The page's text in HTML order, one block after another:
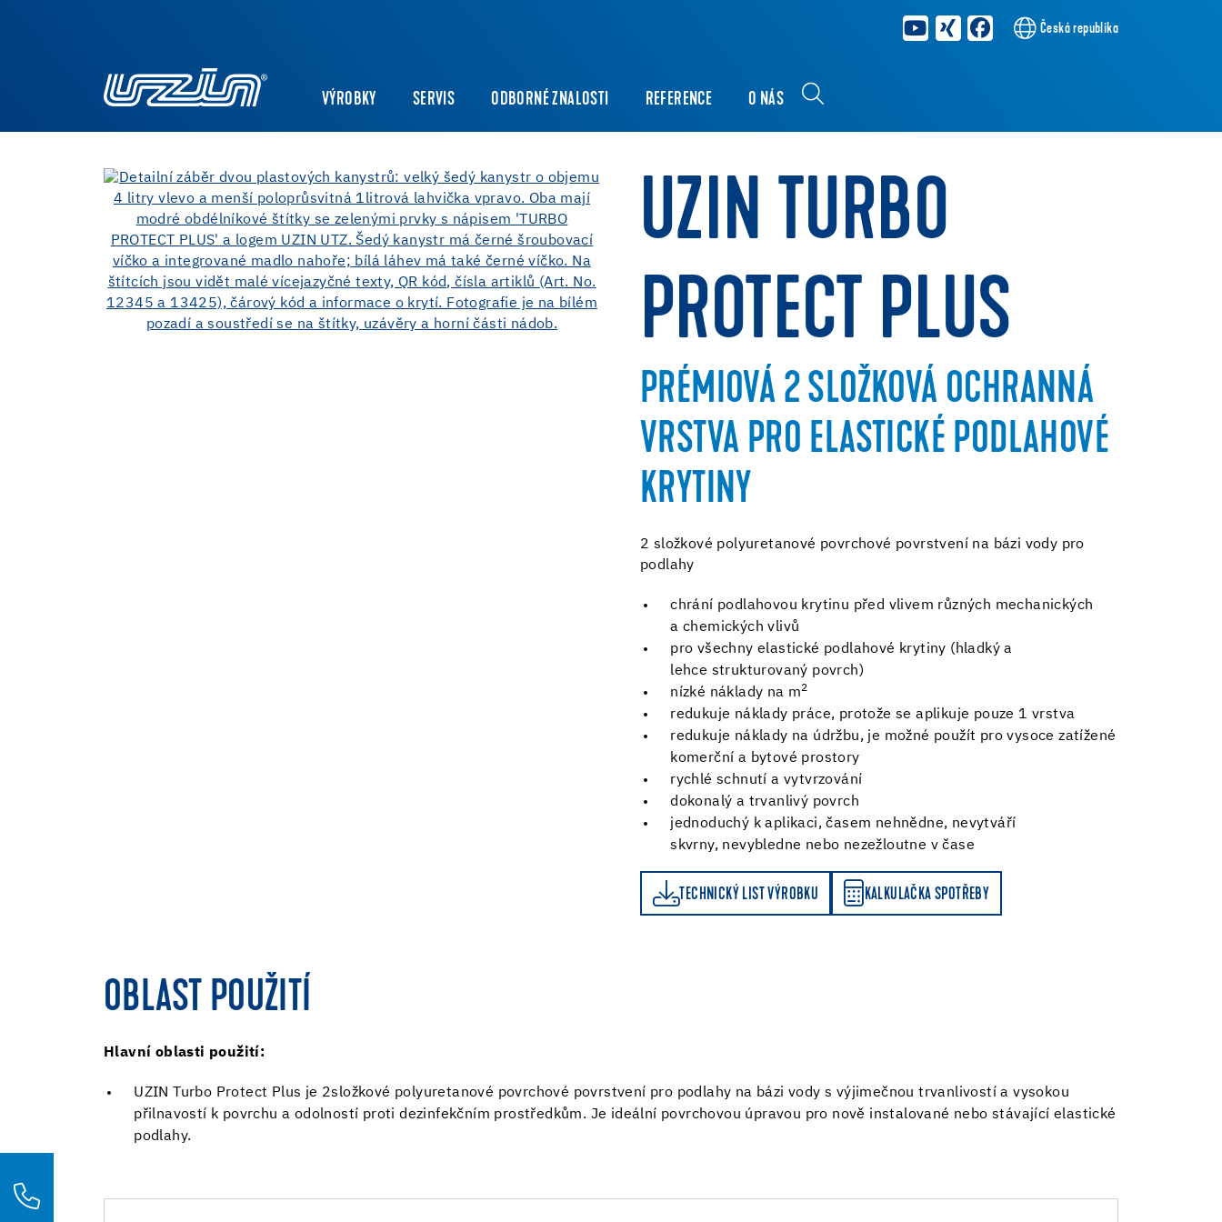
Česká republika
VÝROBKY SERVIS ODBORNÉ ZNALOSTI REFERENCE O NÁS
UZIN TURBO
PROTECT PLUS
PRÉMIOVÁ 2 SLOŽKOVÁ OCHRANNÁ
VRSTVA PRO ELASTICKÉ PODLAHOVÉ
KRYTINY
2 složkové polyuretanové povrchové povrstvení na bázi vody pro
podlahy
chrání podlahovou krytinu před vlivem různých mechanických
a chemických vlivů
pro všechny elastické podlahové krytiny (hladký a
lehce strukturovaný povrch)
nízké náklady na m2
redukuje náklady práce, protože se aplikuje pouze 1 vrstva
redukuje náklady na údržbu, je možné použít pro vysoce zatížené
komerční a bytové prostory
rychlé schnutí a vytvrzování
dokonalý a trvanlivý povrch
jednoduchý k aplikaci, časem nehnědne, nevytváří
skvrny, nevybledne nebo nezežloutne v čase
TECHNICKÝ LIST VÝROBKU KALKULAČKA SPOTŘEBY
KALKULAČKA SPOTŘEBY
OBLAST POUŽITÍ
Hlavní oblasti použití:
UZIN Turbo Protect Plus je 2složkové polyuretanové povrchové povrstvení pro podlahy na bázi vody s výjimečnou trvanlivostí a vysokou
přilnavostí k povrchu a odolností proti dezinfekčním prostředkům. Je ideální povrchovou úpravou pro nově instalované nebo stávající elastické
podlahy.